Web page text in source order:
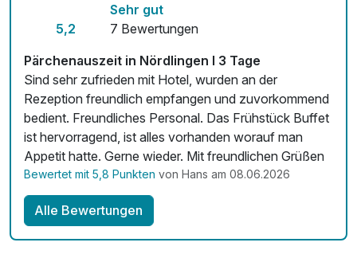
5,2
Sehr gut
7 Bewertungen
Pärchenauszeit in Nördlingen I 3 Tage
Sind sehr zufrieden mit Hotel, wurden an der
Rezeption freundlich empfangen und zuvorkommend
bedient. Freundliches Personal. Das Frühstück Buffet
ist hervorragend, ist alles vorhanden worauf man
Appetit hatte. Gerne wieder. Mit freundlichen Grüßen
Bewertet mit 5,8 Punkten von Hans am 08.06.2026
Alle Bewertungen